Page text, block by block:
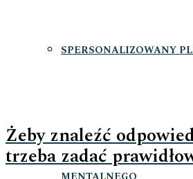
SPERSONALIZOWANY
Żeby znaleźć
trzeba zadać